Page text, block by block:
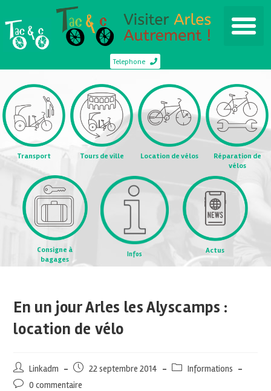
Telephone
Transport Tours de ville Location de vélos
Réparation de
vélos
Consigne à
bagages
Infos Actus
En un jour Arles les Alyscamps :
location de vélo
Linkadm 22 septembre 2014
Informations
0 commentaire